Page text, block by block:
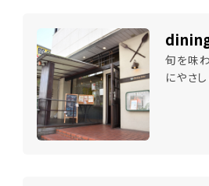
旬を味
にやさ